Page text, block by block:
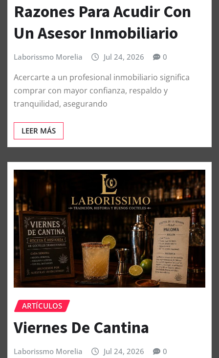
Razones Para Acudir Con
Un Asesor Inmobiliario
Laborissmo Morelia Jul 24, 2026 0
Acercarte a un profesional inmobiliario significa
comprar con mayor confianza, respaldo y
tranquilidad, asegurando
LEER MÁS
ARTÍCULOS
Viernes De Cantina
Laborissmo Morelia Jul 24, 2026 0